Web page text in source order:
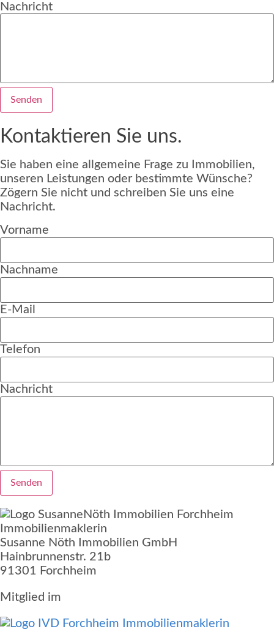
Nachricht
Senden
Kontaktieren Sie uns.
Sie haben eine allgemeine Frage zu Immobilien,
unseren Leistungen oder bestimmte Wünsche?
Zögern Sie nicht und schreiben Sie uns eine
Nachricht.
Vorname
Nachname
E-Mail
Telefon
Nachricht
Senden
Susanne Nöth Immobilien GmbH
Hainbrunnenstr. 21b
91301 Forchheim
Mitglied im